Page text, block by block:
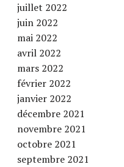
juillet 2022
juin 2022
mai 2022
avril 2022
mars 2022
février 2022
janvier 2022
décembre 2021
novembre 2021
octobre 2021
septembre 2021